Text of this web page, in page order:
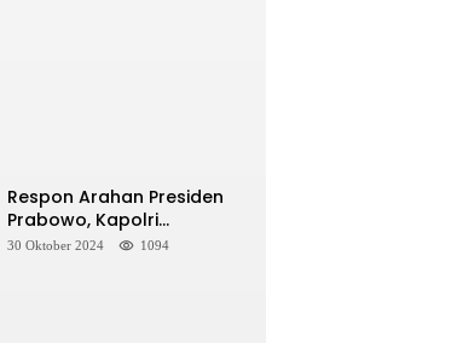
Respon Arahan Presiden
Prabowo, Kapolri
Perintahkan Jajarannya
30 Oktober 2024 1094